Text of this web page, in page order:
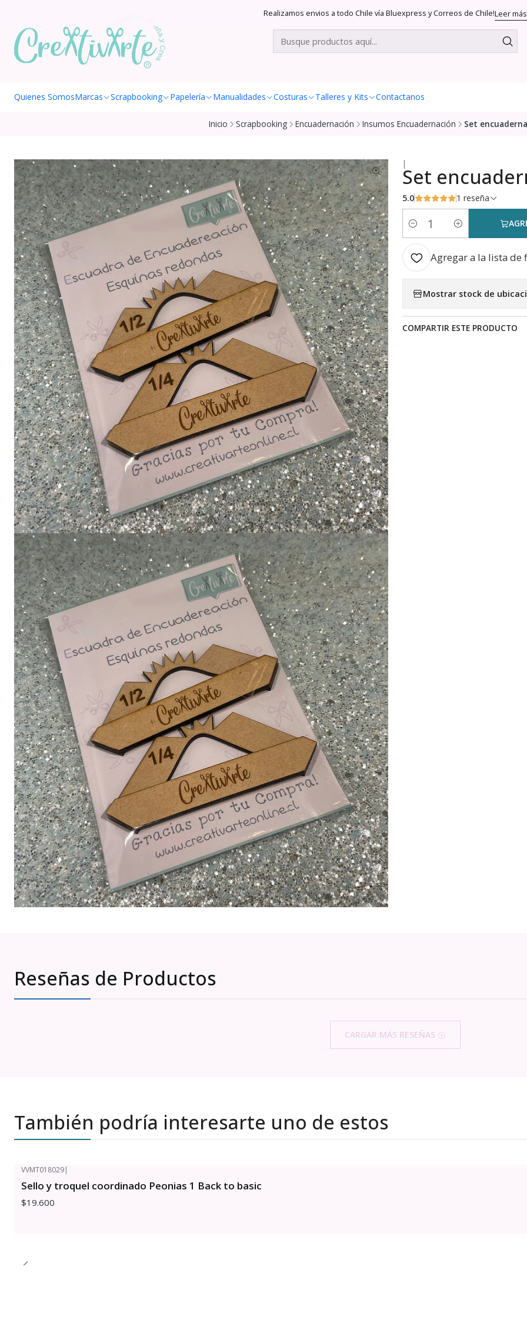
Quienes SomosMarcas Scrapbooking Papelería Manualidades Costuras Talleres y Kits Contactanos
Realizamos envios a todo Chile vía Bluexpress y Correos de Chile!Leer más
Inicio Scrapbooking Encuadernación Insumos Encuadernación Set
|
Set
5.0 1 reseña
Cantidad
Agregar a la lista de
Mostrar stock de
COMPARTIR ESTE PRODUCTO
Reseñas de Productos
CARGAR MÁS RESEÑAS
También podría interesarte uno de estos
VVMT018029|
Sello y troquel coordinado Peonias 1 Back to basic
$19.600